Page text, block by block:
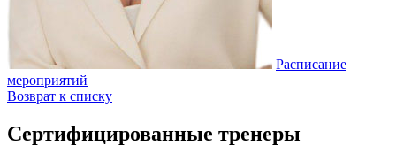
Расписание
мероприятий
Возврат к списку
Сертифицированные тренеры